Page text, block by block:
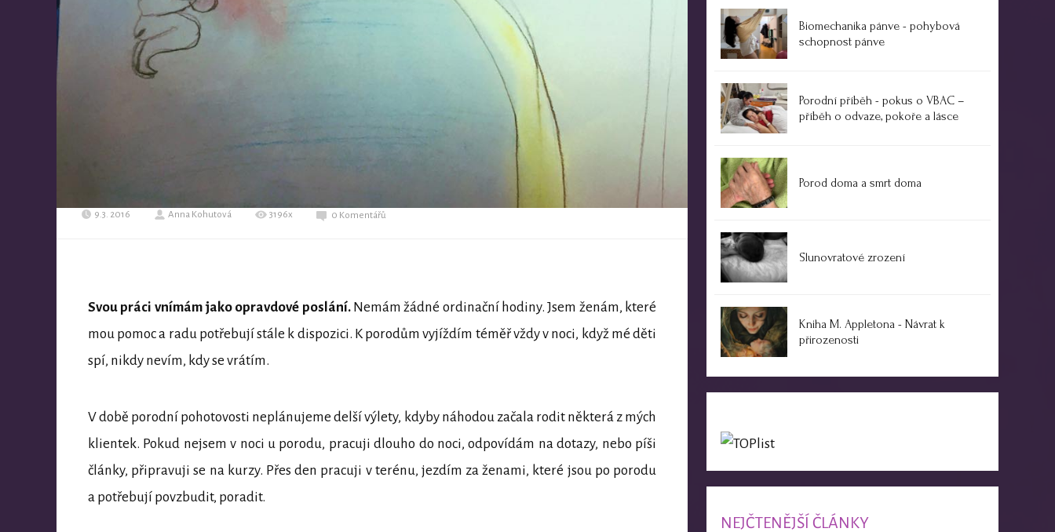
9.3. 2016 Anna Kohutová 3196x 0 Komentářů
Svou práci vnímám jako opravdové poslání.Nemám žádné ordinační hodiny. Jsem ženám, které
mou pomoc a radu potřebují stále k dispozici. K porodům vyjíždím téměř vždy v noci, když mé děti
spí, nikdy nevím, kdy se vrátím.
V době porodní pohotovosti neplánujeme delší výlety, kdyby náhodou začala rodit některá z mých
klientek. Pokud nejsem v noci u porodu, pracuji dlouho do noci, odpovídám na dotazy, nebo píši
články, připravuji se na kurzy. Přes den pracuji v terénu, jezdím za ženami, které jsou po porodu
a potřebují povzbudit, poradit.
Biomechanika pánve - pohybová
schopnost pánve
Porodní příběh - pokus o VBAC –
příběh o odvaze, pokoře a lásce
Porod doma a smrt doma
Slunovratové zrození
Kniha M. Appletona - Návrat k
přirozenosti
NEJČTENĚJŠÍ ČLÁNKY